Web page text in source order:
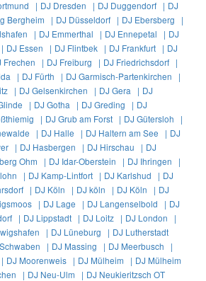
| DJ Dresden | DJ Duggendorf | DJ
Bergheim | DJ Düsseldorf | DJ Ebersberg |
| DJ Emmerthal | DJ Ennepetal | DJ
DJ Essen | DJ Flintbek | DJ Frankfurt | DJ
Frechen | DJ Freiburg | DJ Friedrichsdorf |
| DJ Fürth | DJ Garmisch-Partenkirchen |
| DJ Gelsenkirchen | DJ Gera | DJ
| DJ Gotha | DJ Greding | DJ
| DJ Grub am Forst | DJ Gütersloh |
| DJ Halle | DJ Haltern am See | DJ
| DJ Hasbergen | DJ Hirschau | DJ
Ohm | DJ Idar-Oberstein | DJ Ihringen |
| DJ Kamp-Lintfort | DJ Karlshud | DJ
| DJ Köln | DJ köln | DJ Köln | DJ
| DJ Lage | DJ Langenselbold | DJ
| DJ Lippstadt | DJ Loitz | DJ London |
| DJ Lüneburg | DJ Lutherstadt
| DJ Massing | DJ Meerbusch |
DJ Moorenweis | DJ Mülheim | DJ Mülheim
| DJ Neu-Ulm | DJ Neukieritzsch OT